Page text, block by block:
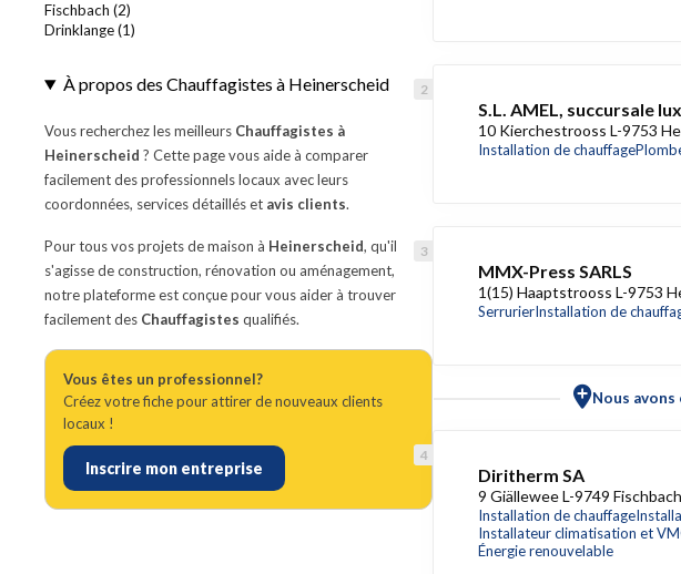
Fischbach (2)
Drinklange (1)
À propos des Chauffagistes à Heinerscheid
Vous recherchez les meilleurs Chauffagistes à
Heinerscheid ? Cette page vous aide à comparer
facilement des professionnels locaux avec leurs
coordonnées, services détaillés et avis clients.
Pour tous vos projets de maison à Heinerscheid, qu'il
s'agisse de construction, rénovation ou aménagement,
notre plateforme est conçue pour vous aider à trouver
facilement des Chauffagistes qualifiés.
Vous êtes un professionnel?
Créez votre fiche pour attirer de nouveaux clients
locaux !
Inscrire mon entreprise
S.L. AMEL, succursale
10 Kierchestrooss L-9753
Installation de chauffage
MMX-Press SARLS
1(15) Haaptstrooss L-9753
SerrurierInstallation de
Nous
Diritherm SA
9 Giällewee L-9749 Fischbach
Installation de chauffage
Installateur climatisation et
Énergie renouvelable